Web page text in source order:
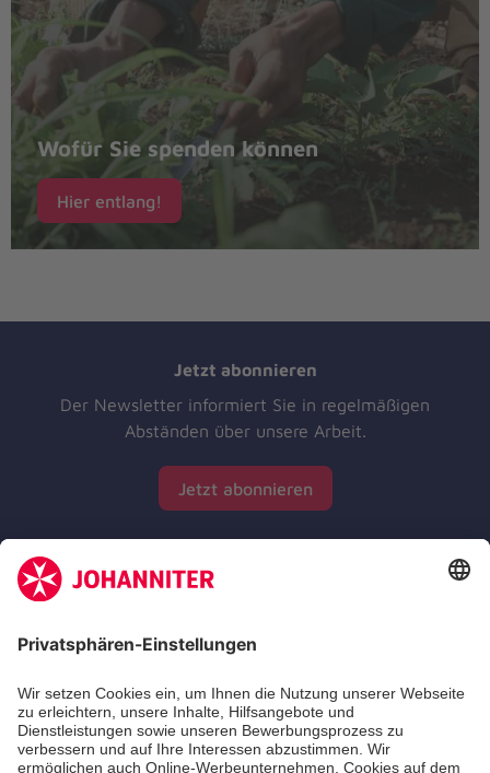
Wofür Sie spenden können
Hier entlang!
Jetzt abonnieren
Der Newsletter informiert Sie in regelmäßigen
Abständen über unsere Arbeit.
Jetzt abonnieren
Zertifizierung der Johanniter-Unfall-Hilfe e.V.
Die Johanniter GmbH führt das Spendenzertifikat
des Deutschen Spendenrats e.V.